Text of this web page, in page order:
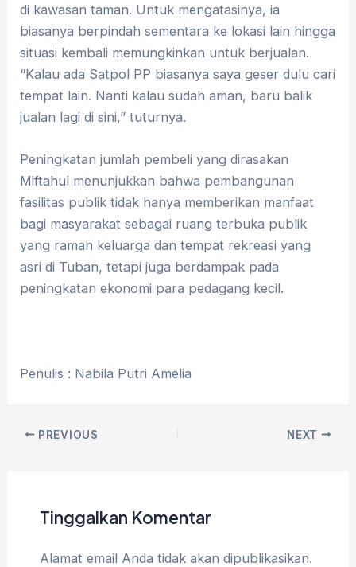
di kawasan taman. Untuk mengatasinya, ia
biasanya berpindah sementara ke lokasi lain hingga
situasi kembali memungkinkan untuk berjualan.
“Kalau ada Satpol PP biasanya saya geser dulu cari
tempat lain. Nanti kalau sudah aman, baru balik
jualan lagi di sini,” tuturnya.
Peningkatan jumlah pembeli yang dirasakan
Miftahul menunjukkan bahwa pembangunan
fasilitas publik tidak hanya memberikan manfaat
bagi masyarakat sebagai ruang terbuka publik
yang ramah keluarga dan tempat rekreasi yang
asri di Tuban, tetapi juga berdampak pada
peningkatan ekonomi para pedagang kecil.
Penulis : Nabila Putri Amelia
PREVIOUS NEXT
Tinggalkan Komentar
Alamat email Anda tidak akan dipublikasikan.